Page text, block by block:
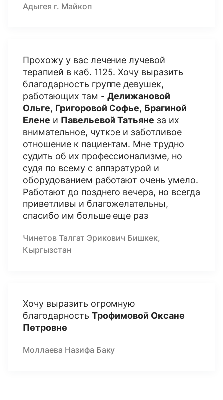
Адыгея г. Майкоп
Прохожу у вас лечение лучевой
терапией в каб. 1125. Хочу выразить
благодарность группе девушек,
работающих там - Делижановой
Ольге, Григоровой Софье, Брагиной
Елене и Павельевой Татьяне за их
внимательное, чуткое и заботливое
отношение к пациентам. Мне трудно
судить об их профессионализме, но
судя по всему с аппаратурой и
оборудованием работают очень умело.
Работают до позднего вечера, но всегда
приветливы и благожелательны,
спасибо им больше еще раз
Чинетов Талгат Эрикович Бишкек,
Кыргызстан
Хочу выразить огромную
благодарность Трофимовой Оксане
Петровне
Моллаева Назифа Баку